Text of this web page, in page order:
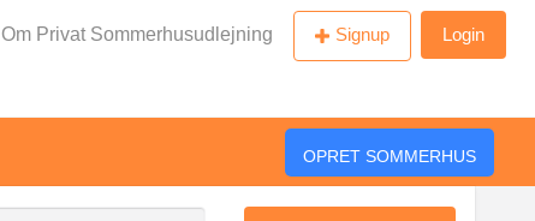
Om Privat Sommerhusudlejning Signup Login
OPRET SOMMERHUS